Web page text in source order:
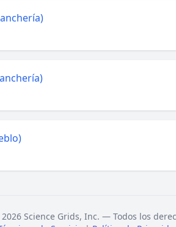
Science Grids, Inc. — Todos los